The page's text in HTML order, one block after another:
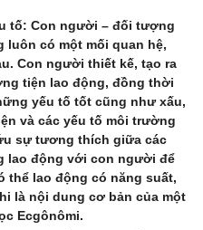
tố: Con người – đối tượng
luôn có một mối quan hệ,
Con người thiết kế, tạo ra
tiện lao động, đồng thời
yếu tố tốt cũng như xấu,
và các yếu tố môi trường
sự tương thích giữa các
lao động với con người để
thể lao động có năng suất,
là nội dung cơ bản của một
Ecgônômi.